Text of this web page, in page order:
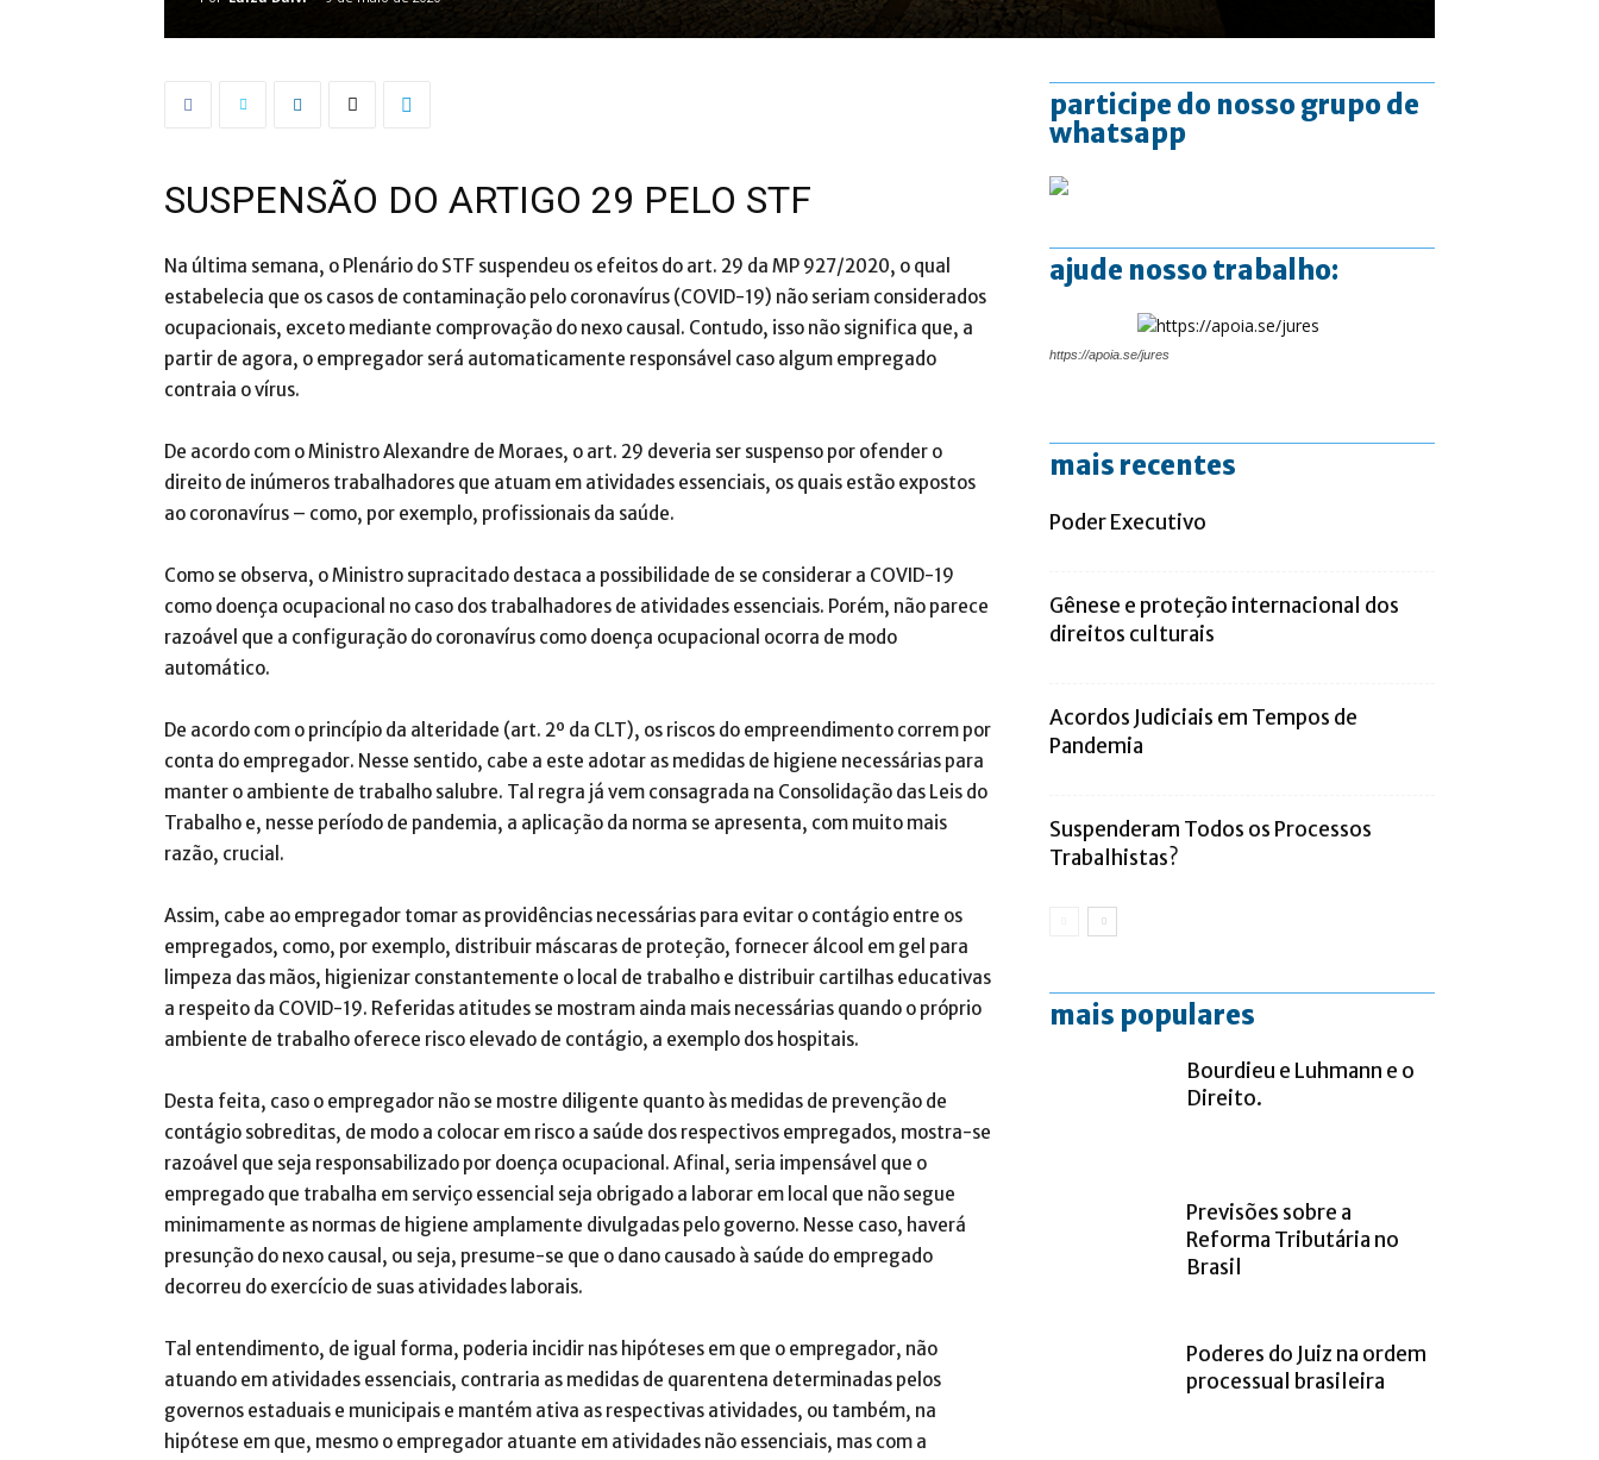
SUSPENSÃO DO ARTIGO 29 PELO STF
Na última semana, o Plenário do STF suspendeu os efeitos do art. 29 da MP 927/2020, o qual
estabelecia que os casos de contaminação pelo coronavírus (COVID-19) não seriam considerados
ocupacionais, exceto mediante comprovação do nexo causal. Contudo, isso não significa que, a
partir de agora, o empregador será automaticamente responsável caso algum empregado
contraia o vírus.
De acordo com o Ministro Alexandre de Moraes, o art. 29 deveria ser suspenso por ofender o
direito de inúmeros trabalhadores que atuam em atividades essenciais, os quais estão expostos
ao coronavírus – como, por exemplo, profissionais da saúde.
Como se observa, o Ministro supracitado destaca a possibilidade de se considerar a COVID-19
como doença ocupacional no caso dos trabalhadores de atividades essenciais. Porém, não parece
razoável que a configuração do coronavírus como doença ocupacional ocorra de modo
automático.
De acordo com o princípio da alteridade (art. 2º da CLT), os riscos do empreendimento correm por
conta do empregador. Nesse sentido, cabe a este adotar as medidas de higiene necessárias para
manter o ambiente de trabalho salubre. Tal regra já vem consagrada na Consolidação das Leis do
Trabalho e, nesse período de pandemia, a aplicação da norma se apresenta, com muito mais
razão, crucial.
Assim, cabe ao empregador tomar as providências necessárias para evitar o contágio entre os
empregados, como, por exemplo, distribuir máscaras de proteção, fornecer álcool em gel para
limpeza das mãos, higienizar constantemente o local de trabalho e distribuir cartilhas educativas
a respeito da COVID-19. Referidas atitudes se mostram ainda mais necessárias quando o próprio
ambiente de trabalho oferece risco elevado de contágio, a exemplo dos hospitais.
Desta feita, caso o empregador não se mostre diligente quanto às medidas de prevenção de
contágio sobreditas, de modo a colocar em risco a saúde dos respectivos empregados, mostra-se
razoável que seja responsabilizado por doença ocupacional. Afinal, seria impensável que o
empregado que trabalha em serviço essencial seja obrigado a laborar em local que não segue
minimamente as normas de higiene amplamente divulgadas pelo governo. Nesse caso, haverá
presunção do nexo causal, ou seja, presume-se que o dano causado à saúde do empregado
decorreu do exercício de suas atividades laborais.
Tal entendimento, de igual forma, poderia incidir nas hipóteses em que o empregador, não
atuando em atividades essenciais, contraria as medidas de quarentena determinadas pelos
governos estaduais e municipais e mantém ativa as respectivas atividades, ou também, na
hipótese em que, mesmo o empregador atuante em atividades não essenciais, mas com a
participe do nosso grupo de
whatsapp
ajude nosso trabalho:
https://apoia.se/jures
mais recentes
Poder Executivo
Gênese e proteção internacional dos
direitos culturais
Acordos Judiciais em Tempos de
Pandemia
Suspenderam Todos os Processos
Trabalhistas?
mais populares
Bourdieu e Luhmann e o
Direito.
Previsões sobre a
Reforma Tributária no
Brasil
Poderes do Juiz na ordem
processual brasileira